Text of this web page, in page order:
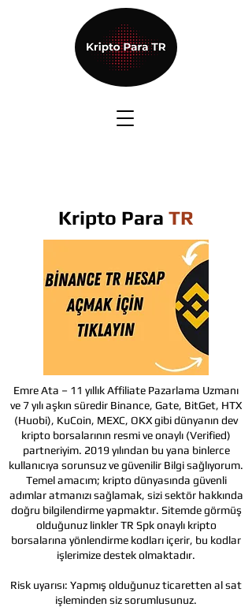
Kripto Para TR
Emre Ata – 11 yıllık Affiliate Pazarlama Uzmanı
ve 7 yılı aşkın süredir Binance, Gate, BitGet, HTX
(Huobi), KuCoin, MEXC, OKX gibi dünyanın dev
kripto borsalarının resmi ve onaylı (Verified)
partneriyim. 2019 yılından bu yana binlerce
kullanıcıya sorunsuz ve güvenilir Bilgi sağlıyorum.
Temel amacım; kripto dünyasında güvenli
adımlar atmanızı sağlamak, sizi sektör hakkında
doğru bilgilendirme yapmaktır. Sitemde görmüş
olduğunuz linkler TR Spk onaylı kripto
borsalarına yönlendirme kodları içerir, bu kodlar
işlerimize destek olmaktadır.
Risk uyarısı: Yapmış olduğunuz ticaretten al sat
işleminden siz sorumlusunuz.